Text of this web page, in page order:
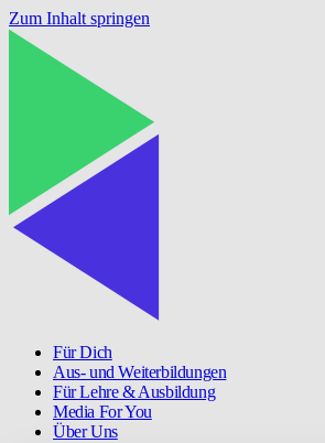
Zum Inhalt springen
Für Dich
Aus- und Weiterbildungen
Für Lehre & Ausbildung
Media For You
Über Uns